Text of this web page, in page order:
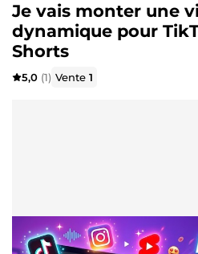
Je vais monter une
dynamique pour
Shorts
5,0 (1) Vente1